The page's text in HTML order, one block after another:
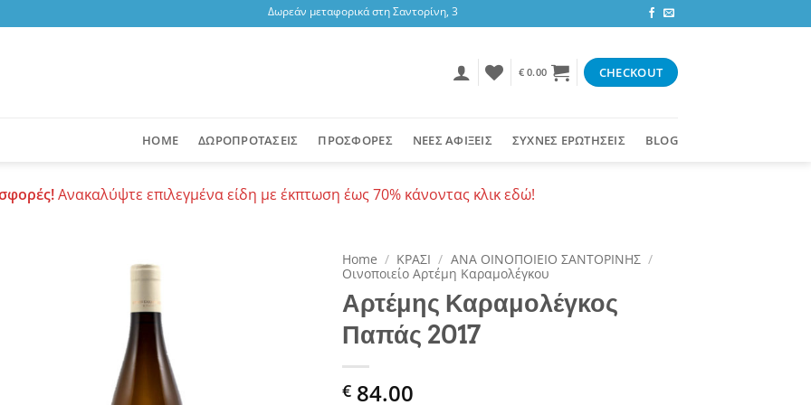
Δωρεάν μεταφορικά στη Σαντορίνη, 3,47 ευρώ στην υπόλοιπη Ελλάδα ή δωρεάν για αγορές 50+ ευρώ
€0.00 CHECKOUT
HOME ΔΩΡΟΠΡΟΤΑΣΕΙΣ ΠΡΟΣΦΟΡΕΣ ΝΕΕΣ ΑΦΙΞΕΙΣ ΣΥΧΝΕΣ ΕΡΩΤΗΣΕΙΣ BLOG
Ανακαλύψτε επιλεγμένα είδη με έκπτωση έως 70% κάνοντας κλικ εδώ!
Home / ΚΡΑΣΙ / ΑΝΑ ΟΙΝΟΠΟΙΕΙΟ ΣΑΝΤΟΡΙΝΗΣ /
Οινοποιείο Αρτέμη Καραμολέγκου
Αρτέμης Καραμολέγκος
Παπάς 2017
€ 84.00